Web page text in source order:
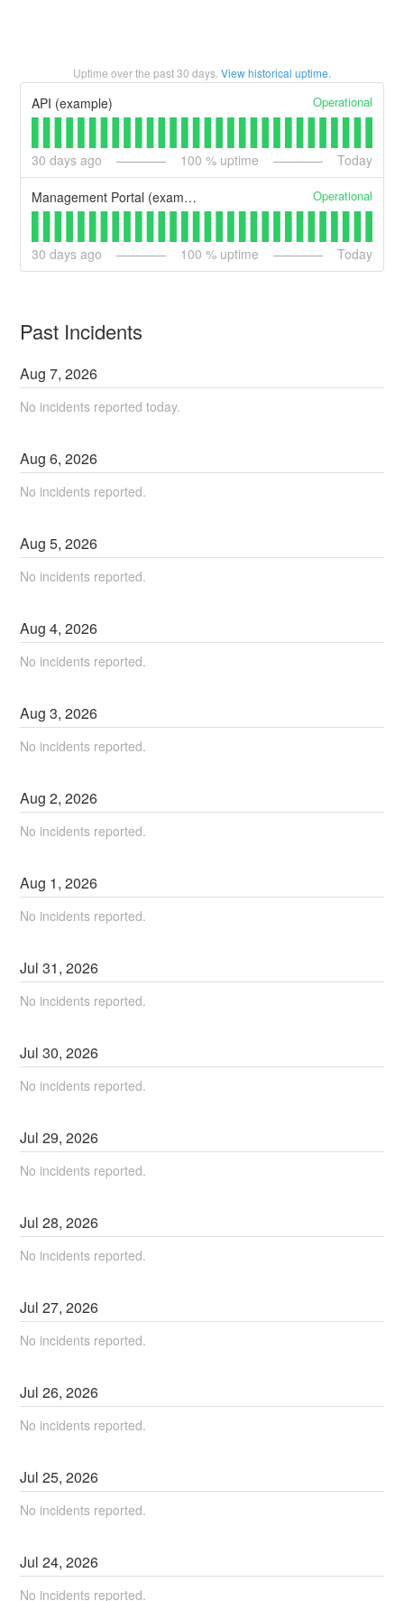
Uptime over the past30 days. View historical uptime.
API (example) Operational
30 days ago 100 % uptime Today
Management Portal (example) Operational
30 days ago 100 % uptime Today
Past Incidents
Aug7,2026
No incidents reported today.
Aug6,2026
No incidents reported.
Aug5,2026
No incidents reported.
Aug4,2026
No incidents reported.
Aug3,2026
No incidents reported.
Aug2,2026
No incidents reported.
Aug 1,2026
No incidents reported.
Jul31,2026
No incidents reported.
Jul30,2026
No incidents reported.
Jul29,2026
No incidents reported.
Jul28,2026
No incidents reported.
Jul27,2026
No incidents reported.
Jul26,2026
No incidents reported.
Jul25,2026
No incidents reported.
Jul24,2026
No incidents reported.